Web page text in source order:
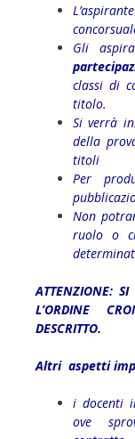
Gli
classi di
titolo.
Si verrà
della
titoli
Per
Non
ruolo o
ATTENZIONE: SI
L’ORDINE
DESCRITTO.
Altri aspetti
i docenti
ove